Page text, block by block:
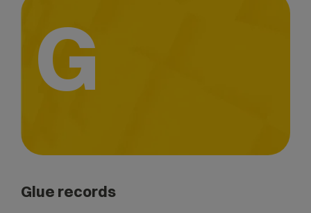
G
Glue records